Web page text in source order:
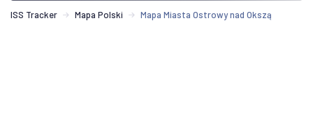
ISS Tracker Mapa Polski Mapa Miasta Ostrowy nad Okszą